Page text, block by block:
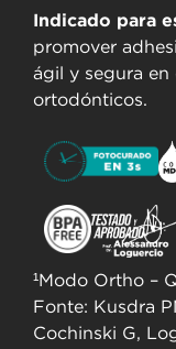
Indicado para
promover
ágil y segura
ortodónticos.
¹Modo Ortho –
Fonte: Kusdra
Cochinski G,